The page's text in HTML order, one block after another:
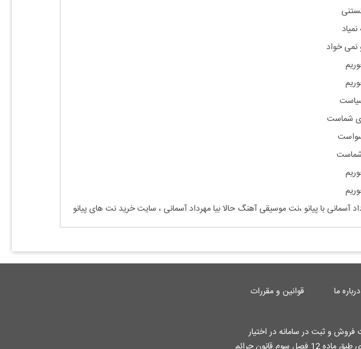
خواد
شماست
شماست
آسمانی با پیانو ،نت موسیقی آهنگ حالا بیا مهرداد آسمانی ، سایت خرید نت های پیانو
درباره ما قوانین و مقررات
و ثبت در سامانه در اختیار